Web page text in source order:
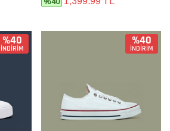
%40
İNDİRİM
%40
İNDİRİM